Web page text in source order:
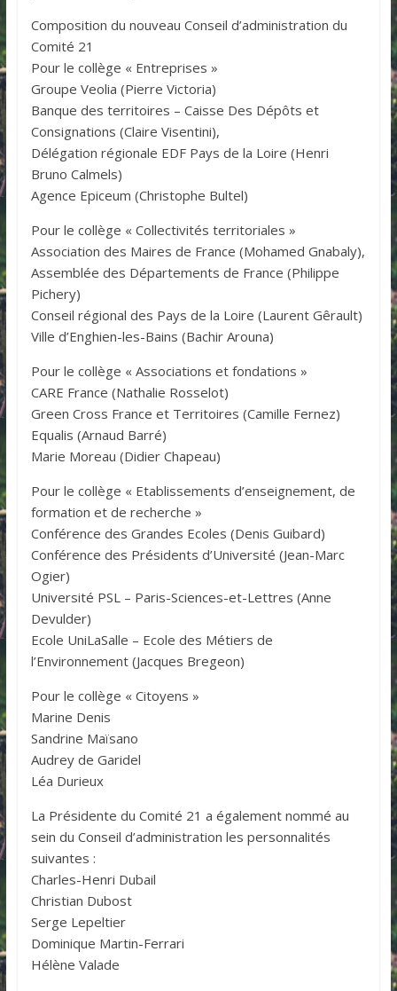
Composition du nouveau Conseil d’administration du
Comité 21
Pour le collège « Entreprises »
Groupe Veolia (Pierre Victoria)
Banque des territoires – Caisse Des Dépôts et
Consignations (Claire Visentini),
Délégation régionale EDF Pays de la Loire (Henri
Bruno Calmels)
Agence Epiceum (Christophe Bultel)
Pour le collège « Collectivités territoriales »
Association des Maires de France (Mohamed Gnabaly),
Assemblée des Départements de France (Philippe
Pichery)
Conseil régional des Pays de la Loire (Laurent Gêrault)
Ville d’Enghien-les-Bains (Bachir Arouna)
Pour le collège « Associations et fondations »
CARE France (Nathalie Rosselot)
Green Cross France et Territoires (Camille Fernez)
Equalis (Arnaud Barré)
Marie Moreau (Didier Chapeau)
Pour le collège « Etablissements d’enseignement, de
formation et de recherche »
Conférence des Grandes Ecoles (Denis Guibard)
Conférence des Présidents d’Université (Jean-Marc
Ogier)
Université PSL – Paris-Sciences-et-Lettres (Anne
Devulder)
Ecole UniLaSalle – Ecole des Métiers de
l’Environnement (Jacques Bregeon)
Pour le collège « Citoyens »
Marine Denis
Sandrine Maïsano
Audrey de Garidel
Léa Durieux
La Présidente du Comité 21 a également nommé au
sein du Conseil d’administration les personnalités
suivantes :
Charles-Henri Dubail
Christian Dubost
Serge Lepeltier
Dominique Martin-Ferrari
Hélène Valade